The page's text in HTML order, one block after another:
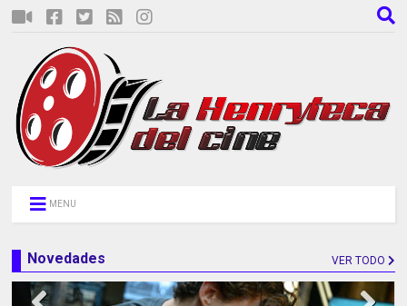
MENU
Novedades VER TODO